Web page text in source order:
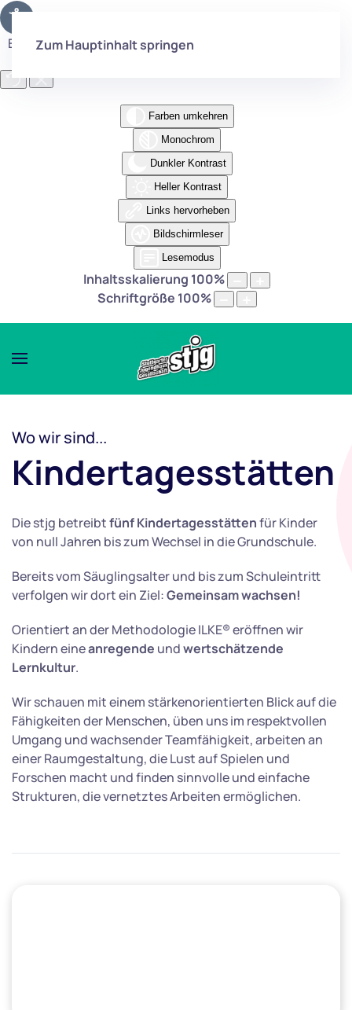
Eingabehilfen öffnen
Farben umkehren
Monochrom
Dunkler Kontrast
Heller Kontrast
Links hervorheben
Bildschirmleser
Lesemodus
Inhaltsskalierung 100%
Schriftgröße 100%
Zum Hauptinhalt springen
Wo wir sind...
Kindertagesstätten
Die stjg betreibtfünf Kindertagesstättenfür Kinder
von null Jahren bis zum Wechsel in die Grundschule.
Bereits vom Säuglingsalter und bis zum Schuleintritt
verfolgen wir dort ein Ziel:Gemeinsam wachsen!
Orientiert an der Methodologie ILKE® eröffnen wir
Kindern eineanregende undwertschätzende
Lernkultur.
Wir schauen mit einem stärkenorientierten Blick auf die
Fähigkeiten der Menschen, üben uns im respektvollen
Umgang und wachsender Teamfähigkeit, arbeiten an
einer Raumgestaltung, die Lust auf Spielen und
Forschen macht und finden sinnvolle und einfache
Strukturen, die vernetztes Arbeiten ermöglichen.